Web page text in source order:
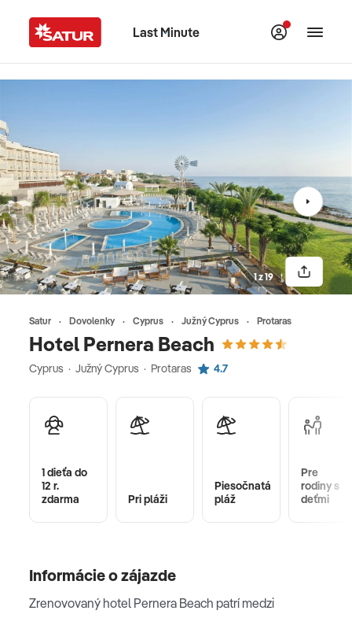
Last Minute
Satur Dovolenky Cyprus Južný Cyprus Protaras
Hotel Pernera Beach
Cyprus · Južný Cyprus · Protaras 4.7
1 z 19
1 dieťa do
12 r.
zdarma
Pri pláži
Piesočnatá
pláž
Pre
rodiny s
deťmi
Informácie o zájazde
Zrenovovaný hotel Pernera Beach patrí medzi